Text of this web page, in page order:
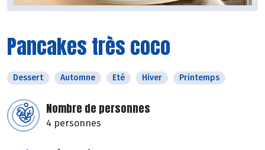
Pancakes très coco
Dessert Automne Eté Hiver Printemps
Nombre de personnes
4 personnes